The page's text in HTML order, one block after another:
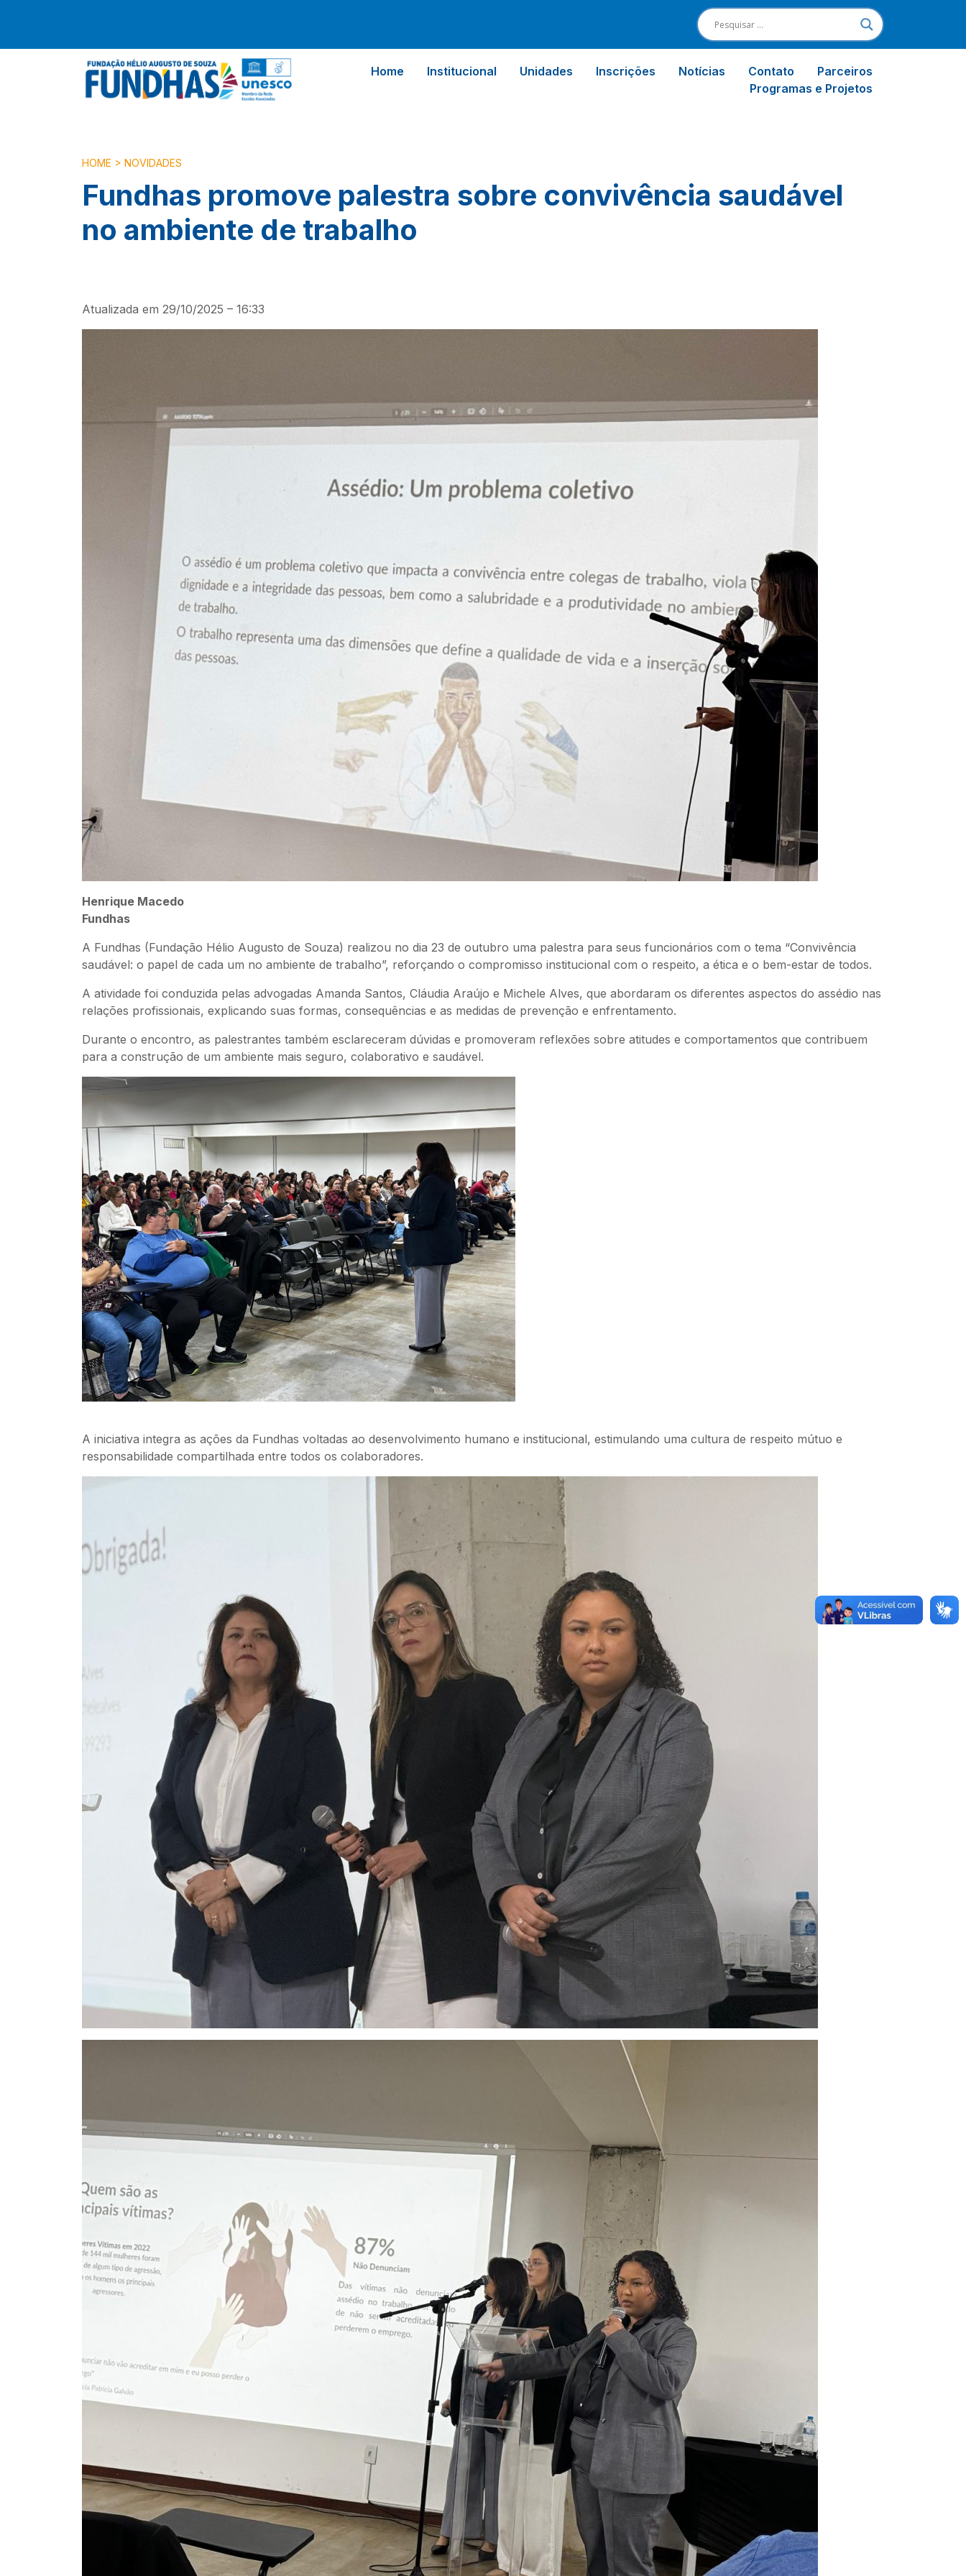
Home Institucional Unidades Inscrições Notícias Contato
Parceiros
Programas e Projetos
HOME > NOVIDADES
Fundhas promove palestra sobre convivência saudável
no ambiente de trabalho
Atualizada em 29/10/2025 – 16:33
Henrique Macedo
Fundhas
A Fundhas (Fundação Hélio Augusto de Souza) realizou no dia 23 de outubro uma palestra para seus funcionários com o tema “Convivência
saudável: o papel de cada um no ambiente de trabalho”, reforçando o compromisso institucional com o respeito, a ética e o bem-estar de todos.
A atividade foi conduzida pelas advogadas Amanda Santos, Cláudia Araújo e Michele Alves, que abordaram os diferentes aspectos do assédio nas
relações profissionais, explicando suas formas, consequências e as medidas de prevenção e enfrentamento.
Durante o encontro, as palestrantes também esclareceram dúvidas e promoveram reflexões sobre atitudes e comportamentos que contribuem
para a construção de um ambiente mais seguro, colaborativo e saudável.
A iniciativa integra as ações da Fundhas voltadas ao desenvolvimento humano e institucional, estimulando uma cultura de respeito mútuo e
responsabilidade compartilhada entre todos os colaboradores.